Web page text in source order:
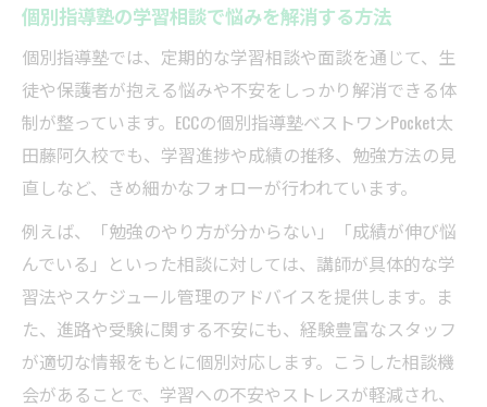
個別指導塾の学習相談で悩みを解消する方法
個別指導塾では、定期的な学習相談や面談を通じて、生
徒や保護者が抱える悩みや不安をしっかり解消できる体
制が整っています。ECCの個別指導塾ベストワンPocket太
田藤阿久校でも、学習進捗や成績の推移、勉強方法の見
直しなど、きめ細かなフォローが行われています。
例えば、「勉強のやり方が分からない」「成績が伸び悩
んでいる」といった相談に対しては、講師が具体的な学
習法やスケジュール管理のアドバイスを提供します。ま
た、進路や受験に関する不安にも、経験豊富なスタッフ
が適切な情報をもとに個別対応します。こうした相談機
会があることで、学習への不安やストレスが軽減され、